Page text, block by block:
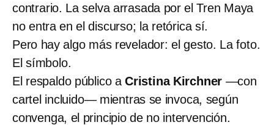
contrario. La selva arrasada por el Tren Maya
no entra en el discurso; la retórica sí.
Pero hay algo más revelador: el gesto. La foto.
El símbolo.
El respaldo público a Cristina Kirchner —con
cartel incluido— mientras se invoca, según
convenga, el principio de no intervención.